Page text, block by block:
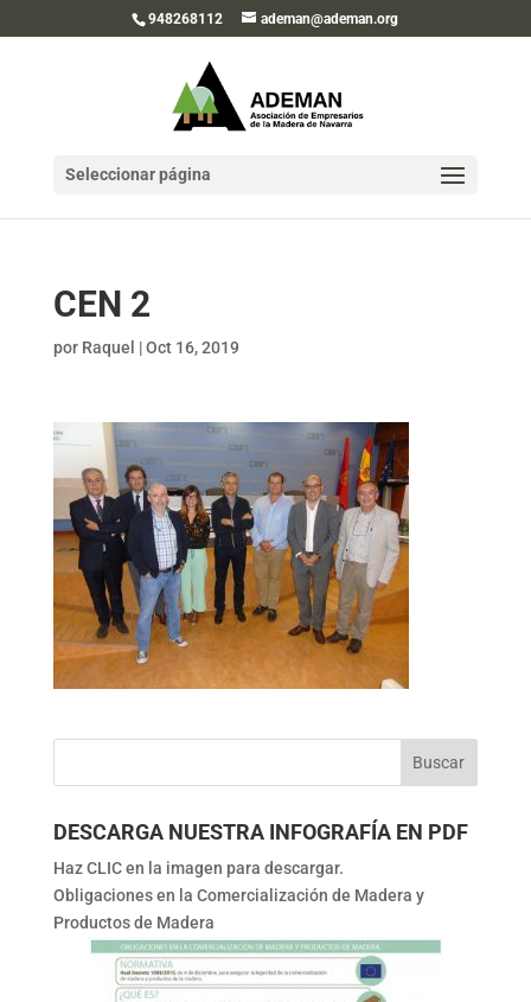
948268112 ademan@ademan.org
Seleccionar página
CEN 2
por Raquel |Oct 16, 2019
DESCARGA NUESTRA INFOGRAFÍA EN PDF
Haz CLIC en la imagen para descargar.
Obligaciones en la Comercialización de Madera y
Productos de Madera